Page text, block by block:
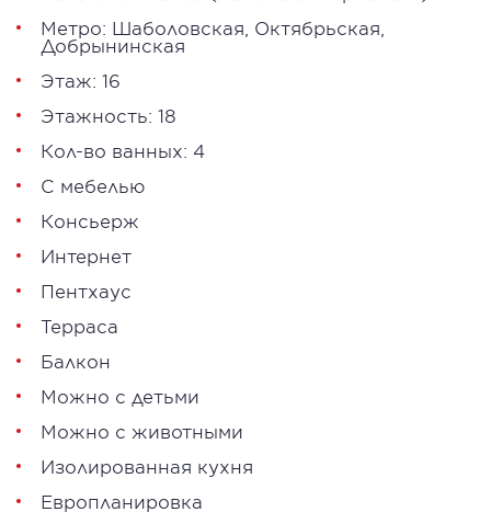
Метро: Шаболовская Октябрьская
Добрынинская
Этаж: 16
Этажность: 18
Кол-во ванных: 4
С мебелью
Консьерж
Интернет
Пентхаус
Терраса
Балкон
Можно с детьми
Можно с животными
Изолированная кухня
Европланировка